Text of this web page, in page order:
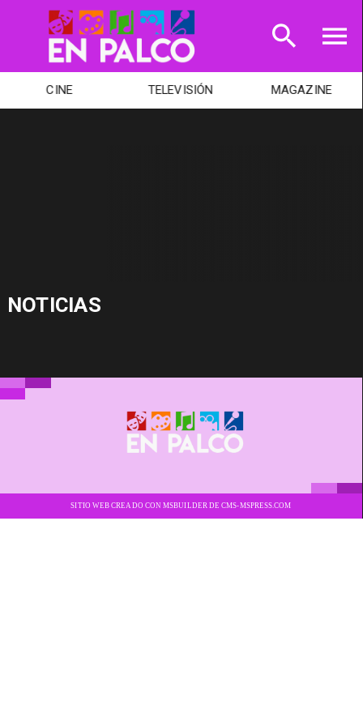
CINE TELEVISIÓN MAGAZINE
NOTICIAS
SITIO WEB CREADO CON MSBUILDER DE CMS-MSPRESS.COM